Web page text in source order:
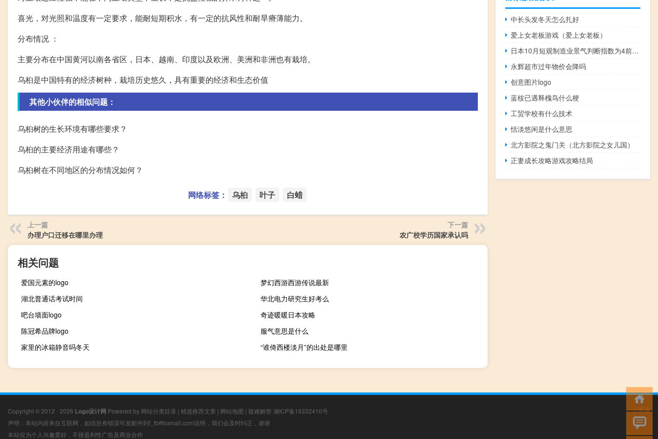
喜光，对光照和温度有一定要求，能耐短期积水，有一定的抗风性和耐旱瘠薄能力。
分布情况 ：
主要分布在中国黄河以南各省区，日本、越南、印度以及欧洲、美洲和非洲也有栽培。
乌桕是中国特有的经济树种，栽培历史悠久，具有重要的经济和生态价值
其他小伙伴的相似问题：
乌桕树的生长环境有哪些要求？
乌桕的主要经济用途有哪些？
乌桕树在不同地区的分布情况如何？
网络标签： 乌桕 叶子 白蜡
上一篇
办理户口迁移在哪里办理
下一篇
农广校学历国家承认吗
相关问题
爱国元素的logo
梦幻西游西游传说最新
湖北普通话考试时间
华北电力研究生好考么
吧台墙面logo
奇迹暖暖日本攻略
陈冠希品牌logo
服气意思是什么
家里的冰箱静音吗冬天
“谁倚西楼淡月”的出处是哪里
中长头发冬天怎么扎好
爱上女老板游戏（爱上女老板）
日本10月短观制造业景气判断指数为4前值4
永辉超市过年物价会降吗
创意图片logo
蓝桉已遇释槐鸟什么梗
工贸学校有什么技术
恬淡悠闲是什么意思
北方影院之鬼门关（北方影院之女儿国）
正妻成长攻略游戏攻略结局
Copyright © 2012 - 2026 Logo设计网 Powered by 网站分类目录 | 精选推荐文章 | 网站地图 | 疑难解答 湘ICP备16332410号
声明：本站内容来自互联网，如信息有错误可发邮件到f_fb#foxmail.com说明，我们会及时纠正，谢谢
本站仅为个人兴趣爱好，不接盈利性广告及商业合作
小男孩